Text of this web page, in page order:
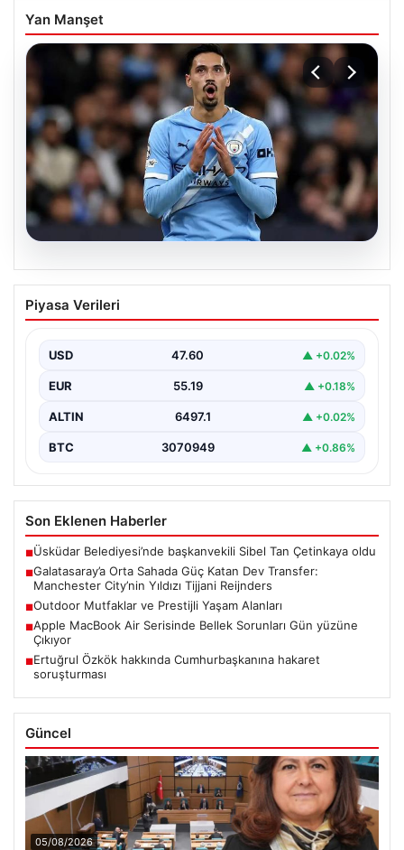
Yan Manşet
04.08.2026
Galatasaray’a Orta Sahada Güç Katan
Dev Transfer: Manchester City’nin
Galatasaray, transfer çalışmalarını yoğunlaştırdığı yaz
kırmızılı yönetim, özellikle…
Piyasa Verileri
USD 47.60 ▲ +0.02%
EUR 55.19 ▲ +0.18%
ALTIN 6497.1 ▲ +0.02%
BTC 3070949 ▲ +0.86%
Son Eklenen Haberler
■Üsküdar Belediyesi’nde başkanvekili Sibel Tan Çetinkaya oldu
■Galatasaray’a Orta Sahada Güç Katan Dev Transfer:
Manchester City’nin Yıldızı Tijjani Reijnders
■Outdoor Mutfaklar ve Prestijli Yaşam Alanları
■Apple MacBook Air Serisinde Bellek Sorunları Gün yüzüne
Çıkıyor
■Ertuğrul Özkök hakkında Cumhurbaşkanına hakaret
soruşturması
Güncel
05/08/2026